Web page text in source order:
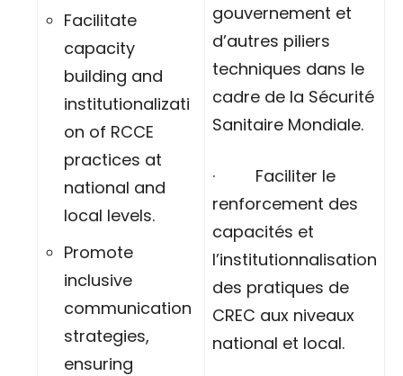
Facilitate
capacity
building and
institutionalizati
on of RCCE
practices at
national and
local levels.
Promote
inclusive
communication
strategies,
ensuring
gouvernement et
d’autres piliers
techniques dans le
cadre de la Sécurité
Sanitaire Mondiale.
· Faciliter le
renforcement des
capacités et
l’institutionnalisation
des pratiques de
CREC aux niveaux
national et local.